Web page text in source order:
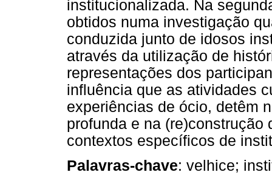
institucionalizada. Na
obtidos numa investigação
conduzida junto de idosos
através da utilização de
representações dos
influência que as atividades
experiências de ócio, detêm
profunda e na (re)construção
contextos específicos de
Palavras-chave: velhice;